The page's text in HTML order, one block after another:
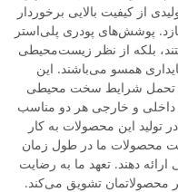
از کیفیت بالایی برخوردار
سازد. پوشش‌های پودری پلی‌استر
بلکه از نظر زیست‌محیطی
همسو می‌باشند. این
تحمل شرایط سخت محیطی
داخلی و خارجی هر دو مناسب
تولید این محصولات به کار
محصولات ما در طول زمان
دهند. تعهد ما به رضایت
محصولاتمان تشویق می‌کند.